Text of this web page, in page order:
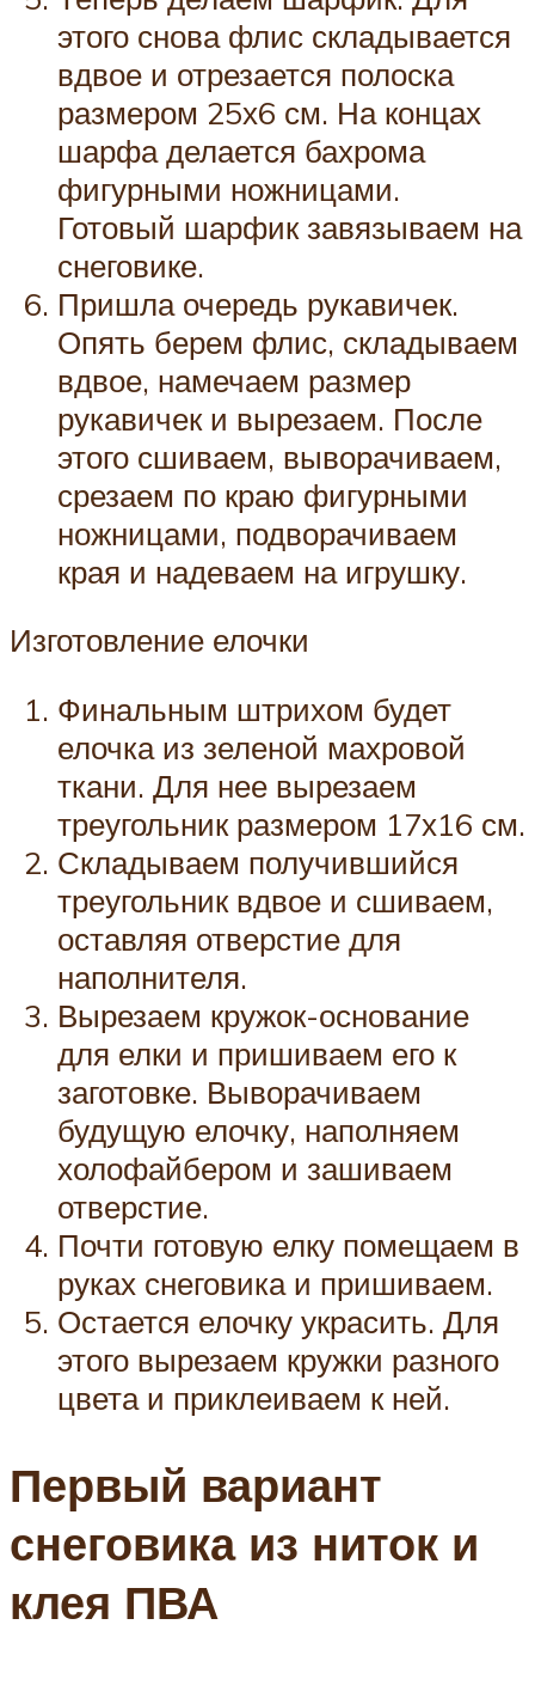
этого снова флис складывается
вдвое и отрезается полоска
размером 25х6 см. На концах
шарфа делается бахрома
фигурными ножницами.
Готовый шарфик завязываем на
снеговике.
Пришла очередь рукавичек.
Опять берем флис, складываем
вдвое, намечаем размер
рукавичек и вырезаем. После
этого сшиваем, выворачиваем,
срезаем по краю фигурными
ножницами, подворачиваем
края и надеваем на игрушку.
Изготовление елочки
Финальным штрихом будет
елочка из зеленой махровой
ткани. Для нее вырезаем
треугольник размером 17х16 см.
Складываем получившийся
треугольник вдвое и сшиваем,
оставляя отверстие для
наполнителя.
Вырезаем кружок-основание
для елки и пришиваем его к
заготовке. Выворачиваем
будущую елочку, наполняем
холофайбером и зашиваем
отверстие.
Почти готовую елку помещаем в
руках снеговика и пришиваем.
Остается елочку украсить. Для
этого вырезаем кружки разного
цвета и приклеиваем к ней.
Первый вариант
снеговика из ниток и
клея ПВА